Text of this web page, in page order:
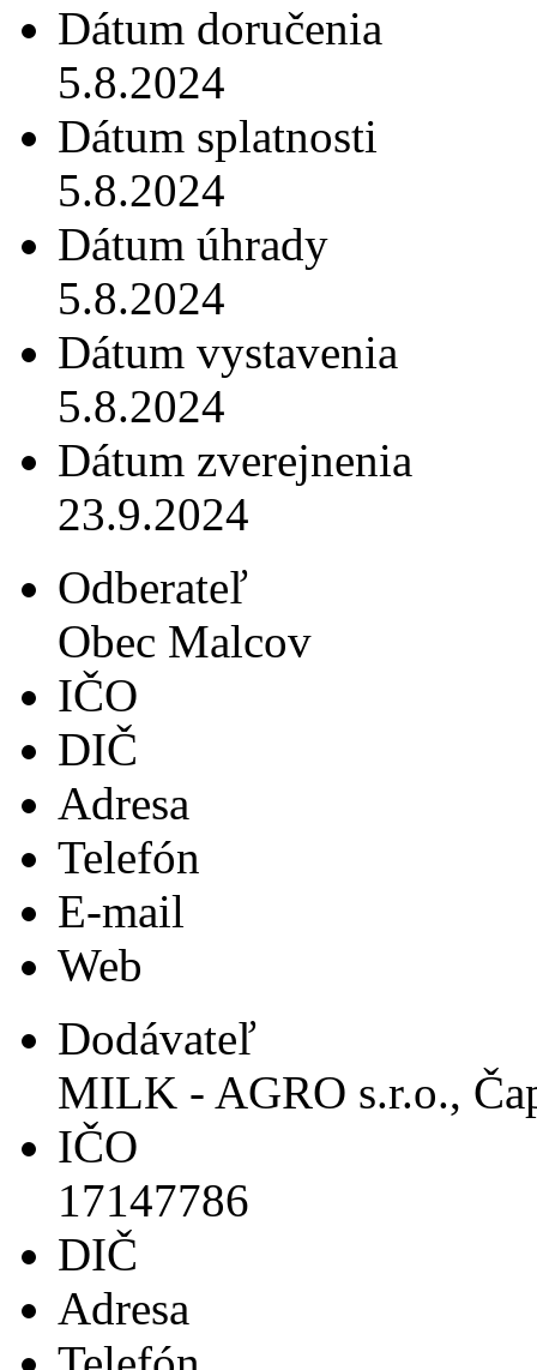
Dátum doručenia
5.8.2024
Dátum splatnosti
5.8.2024
Dátum úhrady
5.8.2024
Dátum vystavenia
5.8.2024
Dátum zverejnenia
23.9.2024
Odberateľ
Obec Malcov
IČO
DIČ
Adresa
Telefón
E-mail
Web
Dodávateľ
MILK - AGRO s.r.o.,
IČO
17147786
DIČ
Adresa